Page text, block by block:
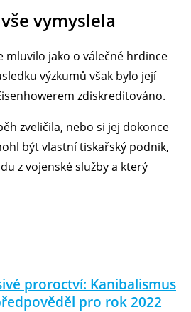
vymyslela
mluvilo jako o válečné hrdince
výzkumů však bylo její
zdiskreditováno.
zveličila, nebo si jej dokonce
být vlastní tiskařský podnik,
z vojenské služby a který
proroctví: Kanibalismus
pro rok 2022